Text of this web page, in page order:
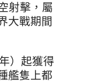
射擊，屬
大戰期間
）起獲得
艦隻上都